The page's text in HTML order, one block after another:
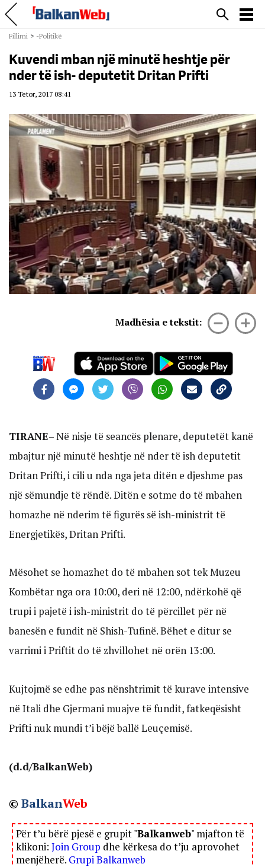
Fillimi > -Politikë
Kuvendi mban një minutë heshtje për
nder të ish- deputetit Dritan Prifti
13 Tetor, 2017 08:41
Madhësia e tekstit:
TIRANE– Në nisje të seancës plenare, deputetët kanë
mbajtur një minutë heshtje në nder të ish deputetit
Dritan Prifti, i cili u nda nga jeta ditën e djeshme pas
një sëmundje të rëndë. Ditën e sotme do të mbahen
homazhe në nderim të figurës së ish-ministrit të
Energjetikës, Dritan Prifti.
Mësohet se homazhet do të mbahen sot tek Muzeu
Kombëtar nga ora 10:00, deri në 12:00, ndërkohë që
trupi i pajetë i ish-ministrit do të përcillet për në
banesën e fundit në Shish-Tufinë. Bëhet e ditur se
varrimi i Priftit do të zhvillohet në orën 13:00.
Kujtojmë se edhe pas nënshtrimit të kurave intensive
në Itali dhe Gjermani muajve të fundit, fatkeqësisht
Prifti nuk mundi t’i bëjë ballë Leuçemisë.
(d.d/BalkanWeb)
© BalkanWeb
Për t’u bërë pjesë e grupit "Balkanweb" mjafton të
klikoni: Join Group dhe kërkesa do t’ju aprovohet
menjëherë. Grupi Balkanweb